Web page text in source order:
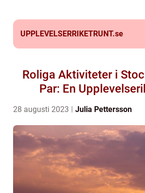
UPPLEVELSERRIKETRUNT.se
Roliga Aktiviteter i
Par: En
28 augusti 2023 Julia Pettersson